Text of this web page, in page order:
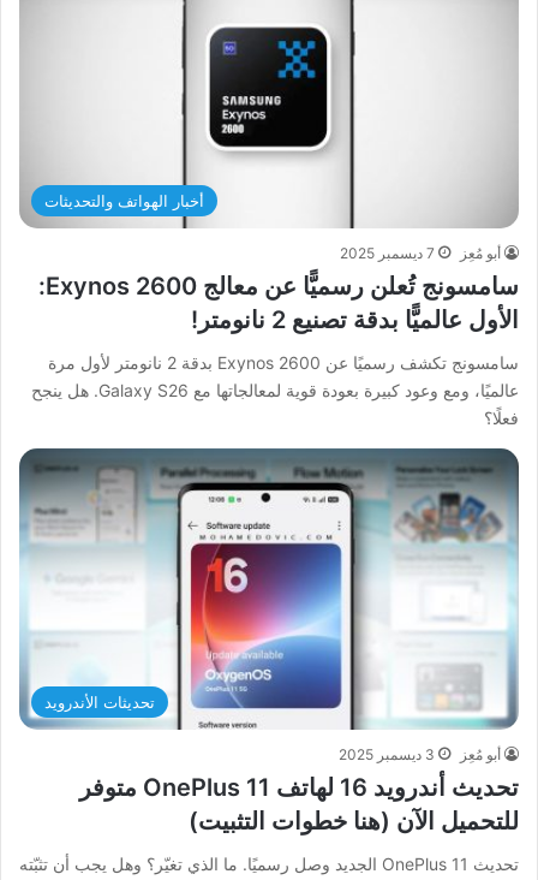
أخبار الهواتف والتحديثات
أبو مُعِز 7 ديسمبر 2025
سامسونج تُعلن رسميًّا عن معالج Exynos 2600:
الأول عالميًّا بدقة تصنيع 2 نانومتر!
سامسونج تكشف رسميًا عن Exynos 2600 بدقة 2 نانومتر لأول مرة
عالميًا، ومع وعود كبيرة بعودة قوية لمعالجاتها مع Galaxy S26. هل ينجح
فعلًا؟
تحديثات الأندرويد
أبو مُعِز 3 ديسمبر 2025
تحديث أندرويد 16 لهاتف OnePlus 11 متوفر
للتحميل الآن (هنا خطوات التثبيت)
تحديث OnePlus 11 الجديد وصل رسميًا. ما الذي تغيّر؟ وهل يجب أن تثبّته